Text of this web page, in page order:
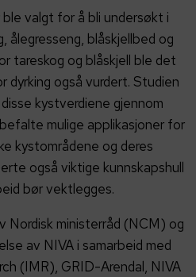
valgt for å bli undersøkt i
ålegresseng, blåskjellbed og
tareskog og blåskjell ble det
dyrking også vurdert. Studien
kystverdiene gjennom
mulige applikasjoner for
kystområdene og deres
også viktige kunnskapshull
bør vektlegges.
Nordisk ministerråd (NCM) og
av NIVA i samarbeid med
(IMR), GRID-Arendal, NIVA